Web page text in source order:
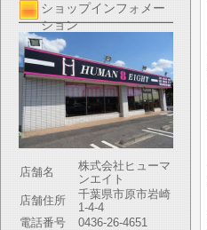
ショップインフォメー
ション
店舗名
株式会社ヒューマ
ンエイト
店舗住所
千葉県市原市岩崎
1-4-4
電話番号
0436-26-4651